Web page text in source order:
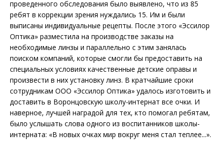
проведенного обследования было выявлено, что из 85
ребят в коррекции зрения нуждались 15. Им и были
выписаны индивидуальные рецепты. После этого «Эссилор
Оптика» разместила на производстве заказы на
необходимые линзы и параллельно с этим занялась
поиском компаний, которые смогли бы предоставить на
специальных условиях качественные детские оправы и
произвести в них установку линз. В кратчайшие сроки
сотрудникам ООО «Эссилор Оптика» удалось изготовить и
доставить в Воронцовскую школу-интернат все очки. И
наверное, лучшей наградой для тех, кто помогал ребятам,
было услышать слова одного из воспитанников школы-
интерната: «В новых очках мир вокруг меня стал теплее...».